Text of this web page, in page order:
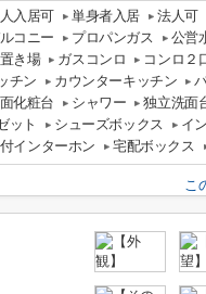
入居可 単身者入居 法人可
コニー プロパンガス 公営
き場 ガスコンロ
コンロ２
チン カウンターキッチン
化粧台 シャワー 独立洗面
ット シューズボックス
イ
インターホン 宅配ボックス
こ